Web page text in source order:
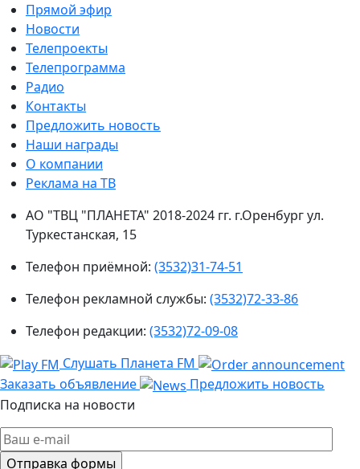
Прямой эфир
Новости
Телепроекты
Телепрограмма
Радио
Контакты
Предложить новость
Наши награды
О компании
Реклама на ТВ
АО "ТВЦ "ПЛАНЕТА" 2018-2024 гг. г.Оренбург ул.
Туркестанская, 15
Телефон приёмной: (3532)31-74-51
Телефон рекламной службы: (3532)72-33-86
Телефон редакции: (3532)72-09-08
Слушать Планета FM
Заказать объявление
Предложить новость
Подписка на новости